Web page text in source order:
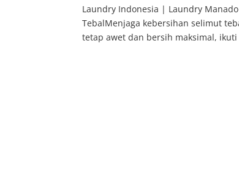
Laundry Indonesia | Laundry
TebalMenjaga kebersihan selimut
tetap awet dan bersih maksimal,